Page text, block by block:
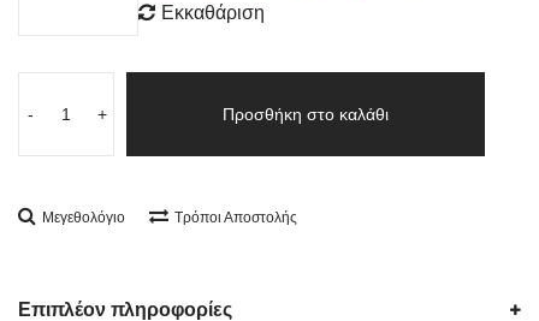
Εκκαθάριση
- + Προσθήκη στο καλάθι
Μεγεθολόγιο Τρόποι Αποστολής
Επιπλέον πληροφορίες